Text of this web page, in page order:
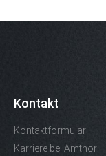
Kontakt
Kontaktformular
Karriere bei Amthor